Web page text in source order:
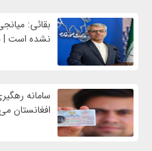
بقائی:
نشده است |
سامانه
افغانستان